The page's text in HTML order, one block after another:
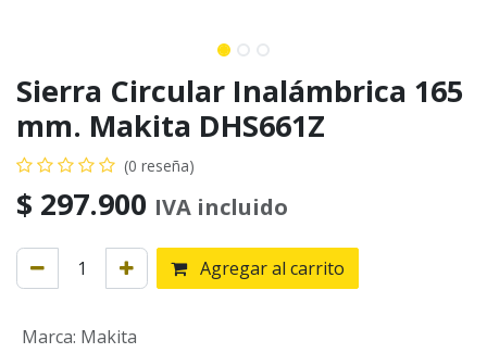
Sierra Circular Inalámbrica 165
mm. Makita DHS661Z
(0 reseña)
$ 297.900 IVA incluido
Agregar al carrito
Marca: Makita